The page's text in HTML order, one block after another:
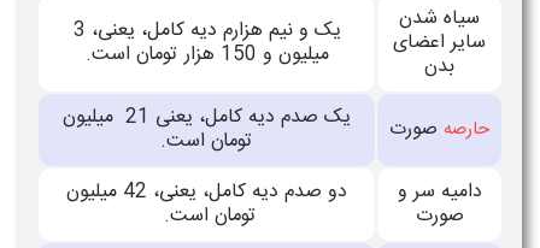
سیاه شدن
سایر اعضای
بدن
یک و نیم هزارم دیه کامل، یعنی، 3
میلیون و 150 هزار تومان است.
حارصه صورت یک صدم دیه کامل، یعنی 21 میلیون
تومان است.
دامیه سر و
صورت
دو صدم دیه کامل، یعنی، 42 میلیون
تومان است.